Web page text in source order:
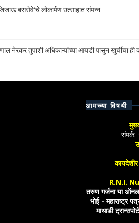
बससेवे’चे लोकार्पण उत्साहात संपन्न
नेरकर तुपाशी अधिकाऱ्यांच्या आयडी पासुन खुर्चीचा ही
आमच्या विषयी
R.N.I.
तरुण गर्जना या
भोई - महाराष्ट्र
माथाडी